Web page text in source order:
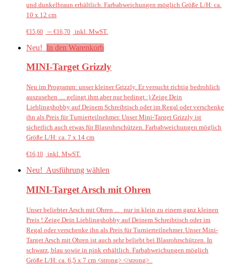
und dunkelbraun erhältlich. Farbabweichungen möglich Größe L/H: ca.
10 x 12 cm
€15,60 –€16,70 inkl. MwST.
Neu! In den Warenkorb
MINI-Target Grizzly
Neu im Programm: unser kleiner Grizzly. Er versucht richtig bedrohlich
auszusehen .... gelingt ihm aber nur bedingt :) Zeige Dein
Lieblingshobby auf Deinem Schreibtisch oder im Regal oder verschenke
ihn als Preis für Turnierteilnehmer. Unser Mini-Target Grizzly ist
sicherlich auch etwas für Blasrohrschützen. Farbabweichungen möglich
Größe L/H: ca. 7 x 14 cm
€16,10 inkl. MwST.
Neu! Ausführung wählen
MINI-Target Arsch mit Ohren
Unser beliebter Arsch mit Ohren ... nur in klein zu einem ganz kleinen
Preis ! Zeige Dein Lieblingshobby auf Deinem Schreibtisch oder im
Regal oder verschenke ihn als Preis für Turnierteilnehmer. Unser Mini-
Target Arsch mit Ohren ist auch sehr beliebt bei Blasrohrschützen. In
schwarz, blau sowie in pink erhältlich. Farbabweichungen möglich
Größe L/H: ca. 6,5 x 7 cm <strong> </strong>